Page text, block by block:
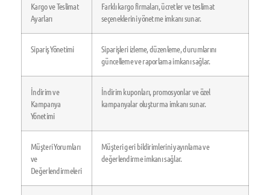
Kargo ve Teslimat
Ayarları
Farklı kargo firmaları, ücretler ve teslimat
seçeneklerini yönetme imkanı sunar.
Sipariş Yönetimi
Siparişleri izleme, düzenleme, durumlarını
güncelleme ve raporlama imkanı sağlar.
İndirim ve
Kampanya
Yönetimi
İndirim kuponları, promosyonlar ve özel
kampanyalar oluşturma imkanı sunar.
Müşteri Yorumları
ve
Değerlendirmeleri
Müşteri geri bildirimlerini yayınlama ve
değerlendirme imkanı sağlar.